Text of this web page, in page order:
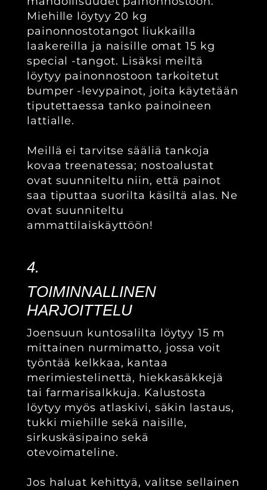
Miehille löytyy 20 kg
painonnostotangot liukkailla
laakereilla ja naisille omat 15 kg
special -tangot. Lisäksi meiltä
löytyy painonnostoon tarkoitetut
bumper -levypainot, joita käytetään
tiputettaessa tanko painoineen
lattialle.
Meillä ei tarvitse sääliä tankoja
kovaa treenatessa; nostoalustat
ovat suunniteltu niin, että painot
saa tiputtaa suorilta käsiltä alas. Ne
ovat suunniteltu
ammattilaiskäyttöön!
4.
TOIMINNALLINEN
HARJOITTELU
Joensuun kuntosalilta löytyy 15 m
mittainen nurmimatto, jossa voit
työntää kelkkaa, kantaa
merimiestelinettä, hiekkasäkkejä
tai farmarisalkkuja. Kalustosta
löytyy myös atlaskivi, säkin lastaus,
tukki miehille sekä naisille,
sirkuskäsipaino sekä
otevoimateline.
Jos haluat kehittyä, valitse sellainen